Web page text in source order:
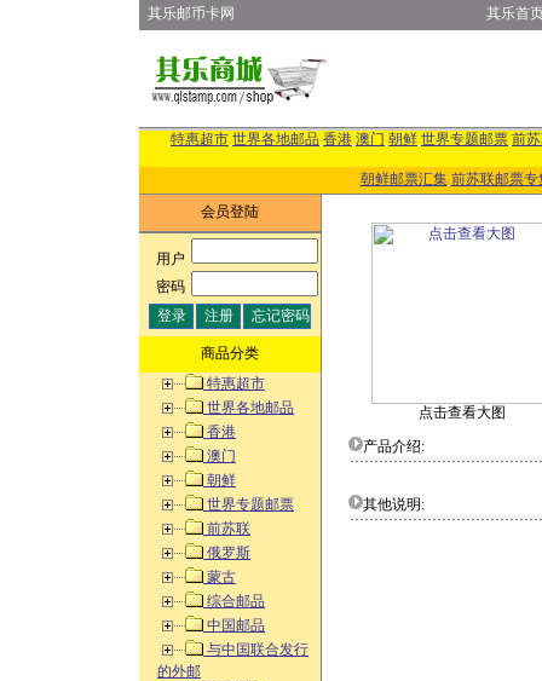
其乐邮币卡网 其乐首
特惠超市 世界各地邮品 香港 澳门 朝鲜 世界专题邮票 前
朝鲜邮票汇集 前苏联邮票专
会员登陆
用户:
密码:
商品分类
特惠超市
世界各地邮品
香港
澳门
朝鲜
世界专题邮票
前苏联
俄罗斯
蒙古
综合邮品
中国邮品
与中国联合发行
的外邮
点击查看大图
产品介绍:
其他说明: